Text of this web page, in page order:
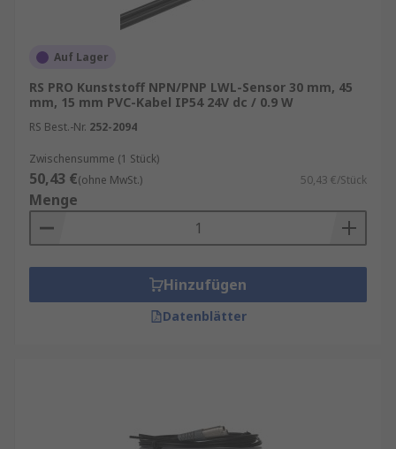
Auf Lager
RS PRO Kunststoff NPN/PNP LWL-Sensor 30 mm, 45
mm, 15 mm PVC-Kabel IP54 24V dc / 0.9 W
RS Best.-Nr. 252-2094
Zwischensumme (1 Stück)
50,43 €(ohne MwSt.) 50,43 €/Stück
Menge
Hinzufügen
Datenblätter